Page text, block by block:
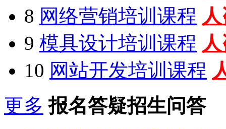
8 网络营销培训课程
9 模具设计培训课程
10 网站开发培训课程
更多 报名答疑招生问答